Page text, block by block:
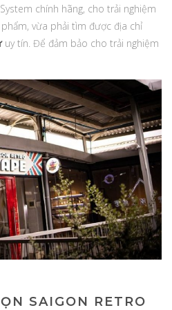
chính hãng, cho trải nghiệm
vừa phải tìm được địa chỉ
uy tín. Để đảm bảo cho trải nghiệm
SAIGON RETRO